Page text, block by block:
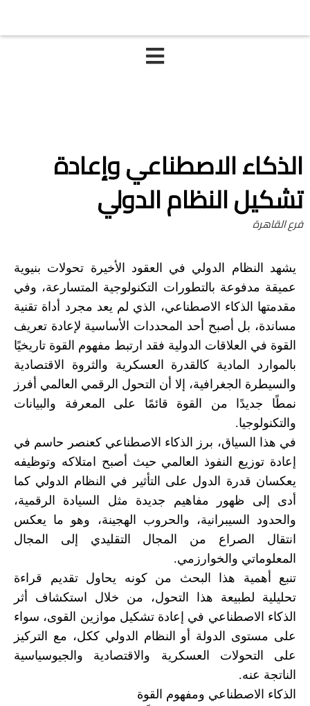
الذكاء الاصطناعي وإعادة
تشكيل النظام الدولي
فرع القاهرة
يشهد النظام الدولي في العقود الأخيرة تحولات بنيوية
عميقة مدفوعة بالتطورات التكنولوجية المتسارعة، وفي
مقدمتها الذكاء الاصطناعي، الذي لم يعد مجرد أداة تقنية
مساندة، بل أصبح أحد المحددات الأساسية لإعادة تعريف
القوة في العلاقات الدولية فقد ارتبط مفهوم القوة تاريخيًا
بالموارد المادية كالقدرة العسكرية والثروة الاقتصادية
والسيطرة الجغرافية، إلا أن التحول الرقمي العالمي أفرز
نمطًا جديدًا من القوة قائمًا على المعرفة والبيانات
والتكنولوجيا.
في هذا السياق، برز الذكاء الاصطناعي كعنصر حاسم في
إعادة توزيع النفوذ العالمي حيث أصبح امتلاكه وتوظيفه
يعكسان قدرة الدول على التأثير في النظام الدولي كما
أدى إلى ظهور مفاهيم جديدة مثل السيادة الرقمية،
والحدود السيبرانية، والحروب الهجينة، وهو ما يعكس
انتقال الصراع من المجال التقليدي إلى المجال
المعلوماتي والخوارزمي.
تنبع أهمية هذا البحث من كونه يحاول تقديم قراءة
تحليلية لطبيعة هذا التحول، من خلال استكشاف أثر
الذكاء الاصطناعي في إعادة تشكيل موازين القوى، سواء
على مستوى الدولة أو النظام الدولي ككل، مع التركيز
على التحولات العسكرية والاقتصادية والجيوسياسية
الناتجة عنه.
الذكاء الاصطناعي ومفهوم القوة